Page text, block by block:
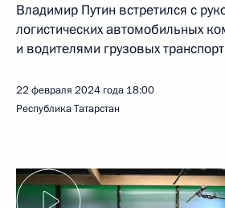
Владимир Путин встретился с
логистических автомобильных
и водителями грузовых
22 февраля 2024 года 18:00
Республика Татарстан